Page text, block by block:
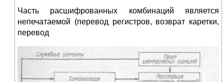
Часть расшифрованных комбина­ций является
непечатаемой (перевод регистров, возврат каретки,
перевод